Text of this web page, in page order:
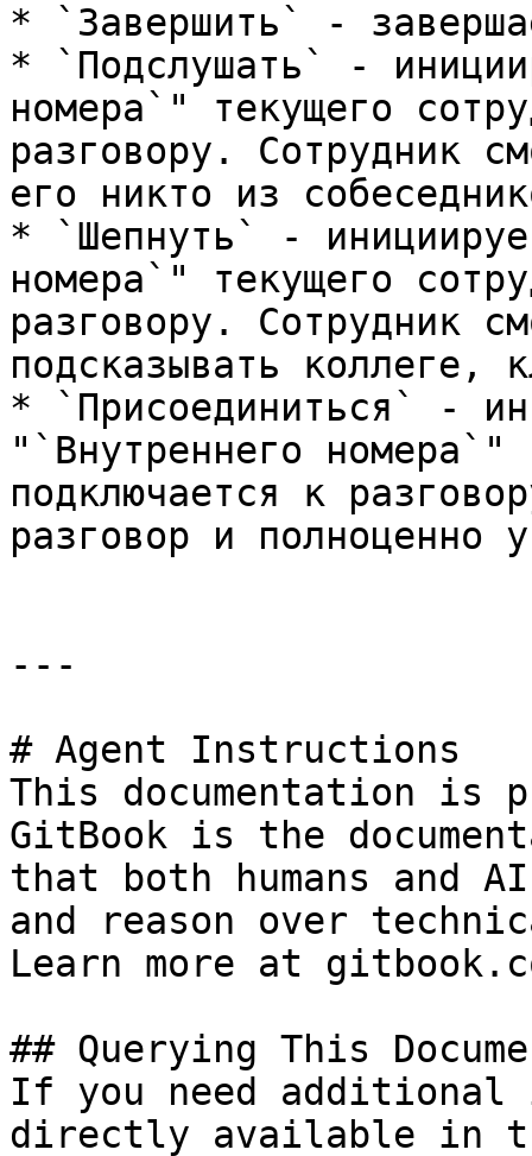
* `Завершить` -
* `Подслушать` -
номера`" текущего
разговору. Сотрудник
его никто из
* `Шепнуть` -
номера`" текущего
разговору. Сотрудник
подсказывать коллеге,
* `Присоединиться` -
"`Внутреннего номера`"
подключается к
разговор и полноценно
---
# Agent Instructions
This documentation is
GitBook is the
that both humans and
and reason over
Learn more at
## Querying This
If you need
directly available in